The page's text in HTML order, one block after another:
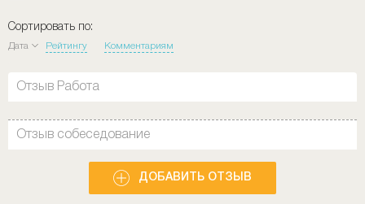
Сортировать по:
Дата Рейтингу Комментариям
Отзыв Работа
Отзыв собеседование
ДОБАВИТЬ ОТЗЫВ